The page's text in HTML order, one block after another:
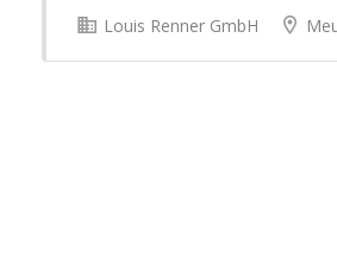
Louis Renner GmbH